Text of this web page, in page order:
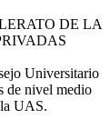
DE LA
Universitario
de nivel medio
UAS.